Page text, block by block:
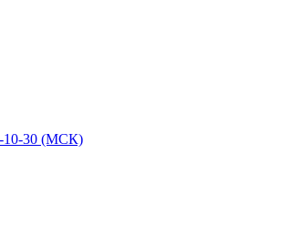
10-30 (МСК)